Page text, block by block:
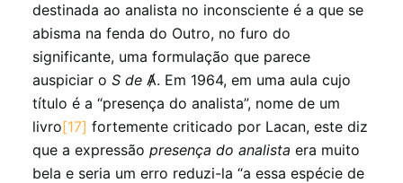
destinada ao analista no inconsciente é a que se
abisma na fenda do Outro, no furo do
significante, uma formulação que parece
auspiciar o S de Ⱥ. Em 1964, em uma aula cujo
título é a “presença do analista”, nome de um
livro[17] fortemente criticado por Lacan, este diz
que a expressão presença do analista era muito
bela e seria um erro reduzi-la “a essa espécie de